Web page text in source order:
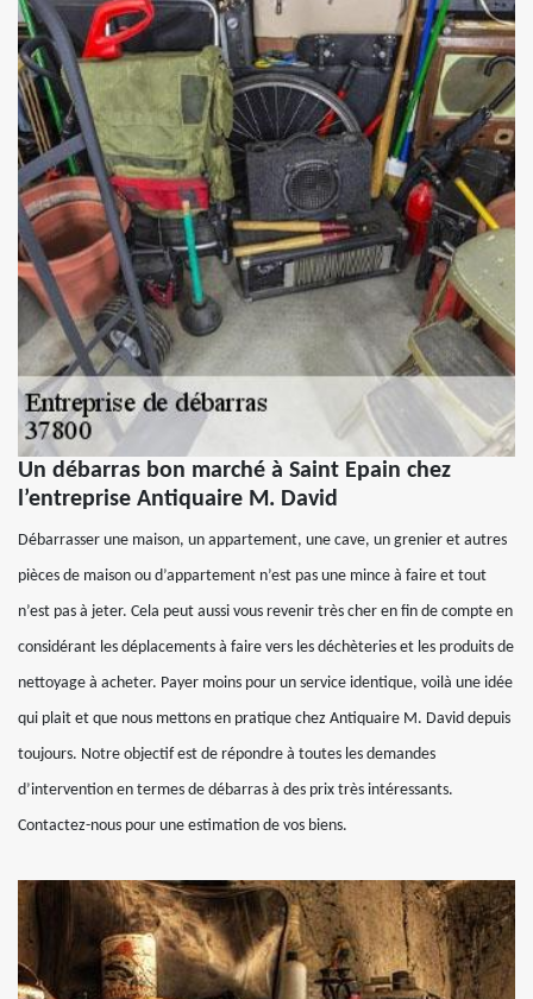
Un débarras bon marché à Saint Epain chez
l’entreprise Antiquaire M. David
Débarrasser une maison, un appartement, une cave, un grenier et autres
pièces de maison ou d’appartement n’est pas une mince à faire et tout
n’est pas à jeter. Cela peut aussi vous revenir très cher en fin de compte en
considérant les déplacements à faire vers les déchèteries et les produits de
nettoyage à acheter. Payer moins pour un service identique, voilà une idée
qui plait et que nous mettons en pratique chez Antiquaire M. David depuis
toujours. Notre objectif est de répondre à toutes les demandes
d’intervention en termes de débarras à des prix très intéressants.
Contactez-nous pour une estimation de vos biens.